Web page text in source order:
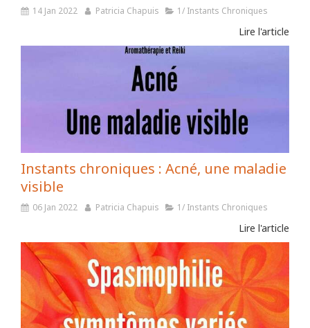
14 Jan 2022 Patricia Chapuis 1/ Instants Chroniques
Lire l'article
Instants chroniques : Acné, une maladie
visible
06 Jan 2022 Patricia Chapuis 1/ Instants Chroniques
Lire l'article